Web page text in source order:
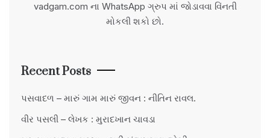
vadgam.com ના WhatsApp ગ્રુપ માં જોડાવવા વિંનતી
મોકલી શકો છો.
Recent Posts
પસવાદળ – મારું ગામ મારું જીવન : નીતિન રાવલ.
વીર પસલી – લેખક : મુરાદખાન ચાવડા